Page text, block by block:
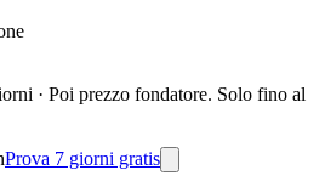
· Poi prezzo fondatore. Solo fino al
Prova 7 giorni gratis